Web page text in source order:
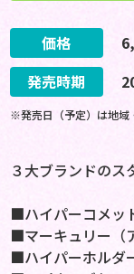
価格
発売時期
※発売日（予定）は地域
３大ブランドのス
■ハイパーコメッ
■マーキュリー（
■ハイパーホルダ